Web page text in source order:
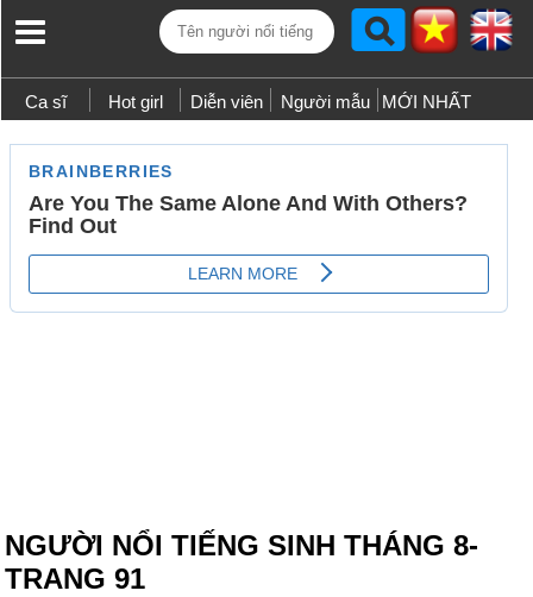
Ca sĩ Hot girl Diễn viên Người mẫu MỚI NHẤT
NGƯỜI NỔI TIẾNG SINH THÁNG 8-
TRANG 91